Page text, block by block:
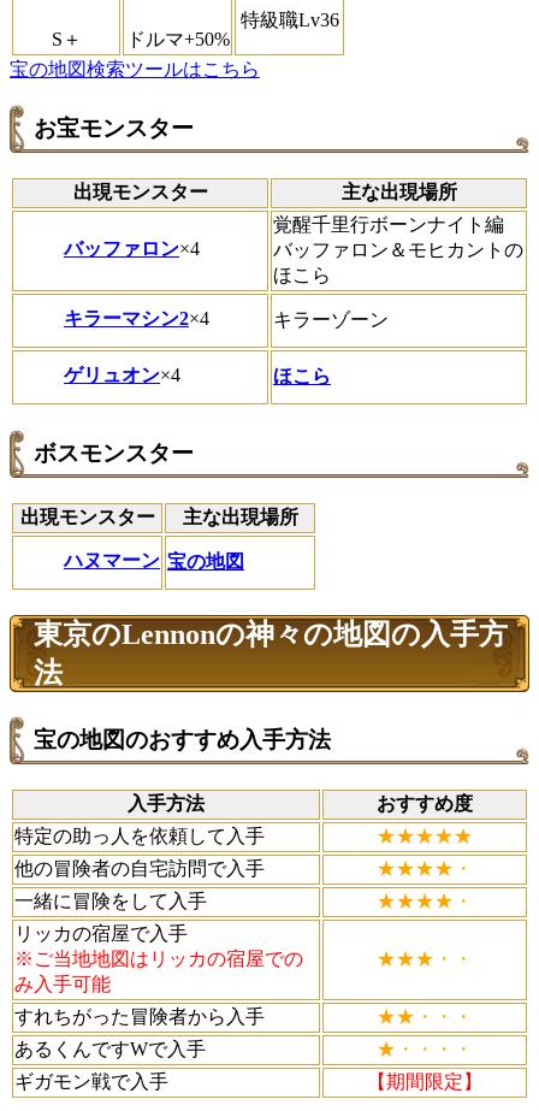
S＋ ドルマ+50%
特級職Lv36
宝の地図検索ツールはこちら
お宝モンスター
出現モンスター 主な出現場所
バッファロン×4
覚醒千里行ボーンナイト編
バッファロン＆モヒカントの
ほこら
キラーマシン2×4 キラーゾーン
ゲリュオン×4 ほこら
ボスモンスター
出現モンスター 主な出現場所
ハヌマーン 宝の地図
東京のLennonの神々の地図の入手方
法
宝の地図のおすすめ入手方法
入手方法
おすすめ度
特定の助っ人を依頼して入手
★★★★★
他の冒険者の自宅訪問で入手
★★★★・
一緒に冒険をして入手
★★★★・
リッカの宿屋で入手
※ご当地地図はリッカの宿屋での
み入手可能
★★★・・
すれちがった冒険者から入手
★★・・・
あるくんですWで入手
★・・・・
ギガモン戦で入手
【期間限定】